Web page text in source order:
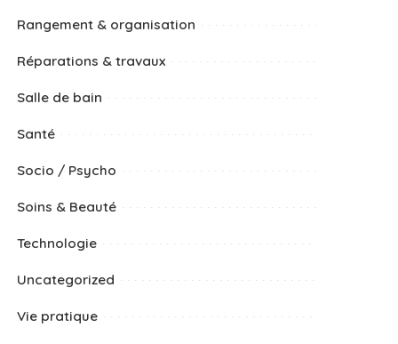
Rangement & organisation
Réparations & travaux
Salle de bain
Santé
Socio / Psycho
Soins & Beauté
Technologie
Uncategorized
Vie pratique